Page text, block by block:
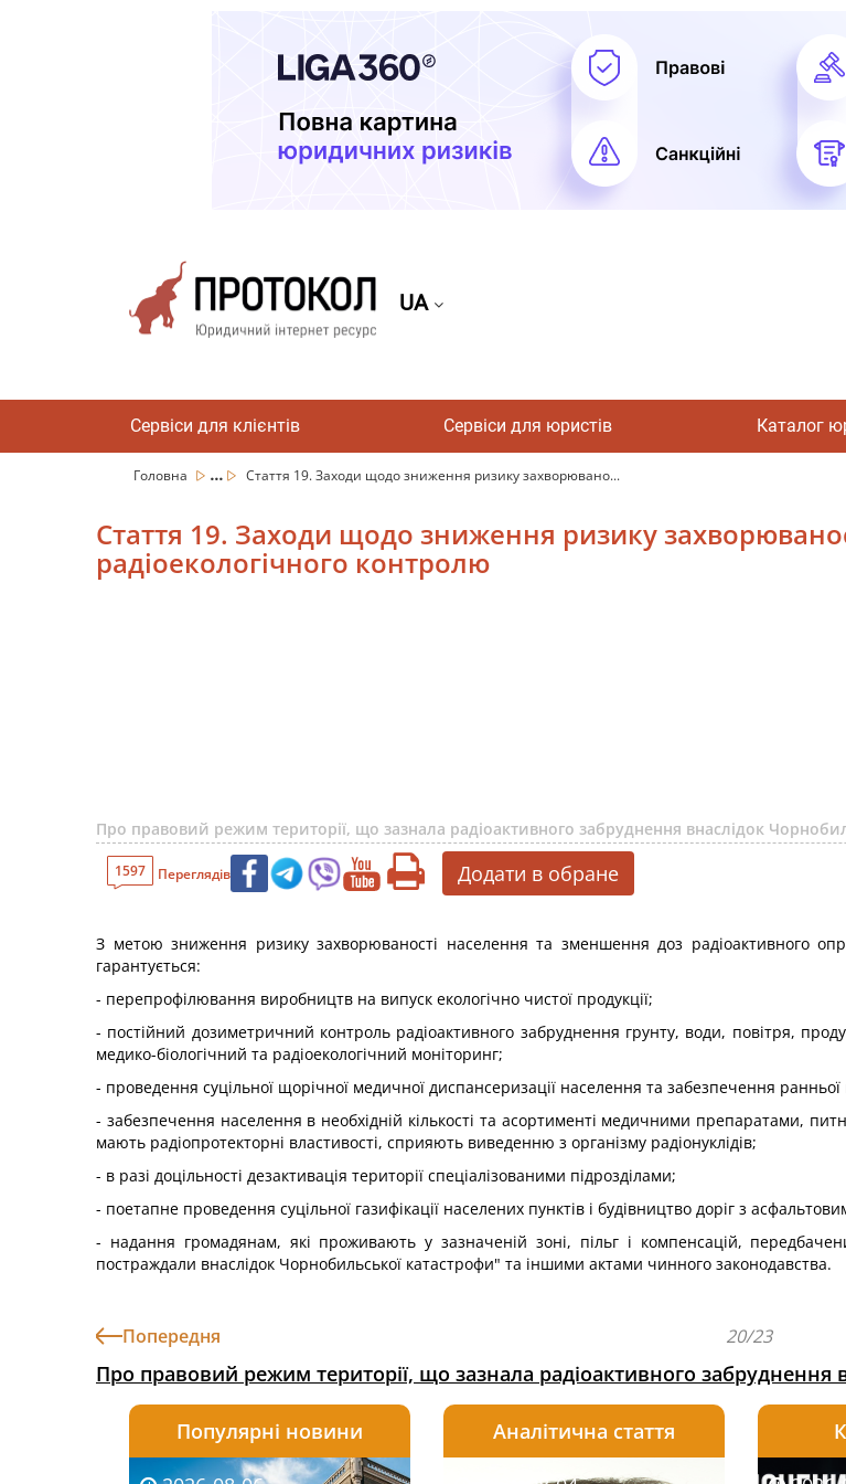
UA
Сервіси для клієнтів Сервіси для юристів Каталог
Головна ... Стаття 19. Заходи щодо зниження ризику захворювано...
Стаття 19. Заходи щодо зниження ризику
радіоекологічного контролю
Про правовий режим території, що зазнала радіоактивного забруднення внаслідок
1597 Переглядів Додати в обране
З метою зниження ризику захворюваності населення та зменшення доз радіоактивного
гарантується:
- перепрофілювання виробництв на випуск екологічно чистої продукції;
- постійний дозиметричний контроль радіоактивного забруднення грунту, води, повітря,
медико-біологічний та радіоекологічний моніторинг;
- проведення суцільної щорічної медичної диспансеризації населення та забезпечення
- забезпечення населення в необхідній кількості та асортименті медичними препаратами,
мають радіопротекторні властивості, сприяють виведенню з організму радіонуклідів;
- в разі доцільності дезактивація території спеціалізованими підрозділами;
- поетапне проведення суцільної газифікації населених пунктів і будівництво доріг з
- надання громадянам, які проживають у зазначеній зоні, пільг і компенсацій,
постраждали внаслідок Чорнобильської катастрофи" та іншими актами чинного законодавства.
Попередня 20/23
Про правовий режим території, що зазнала радіоактивного забруднення
Популярні новини Аналітична стаття